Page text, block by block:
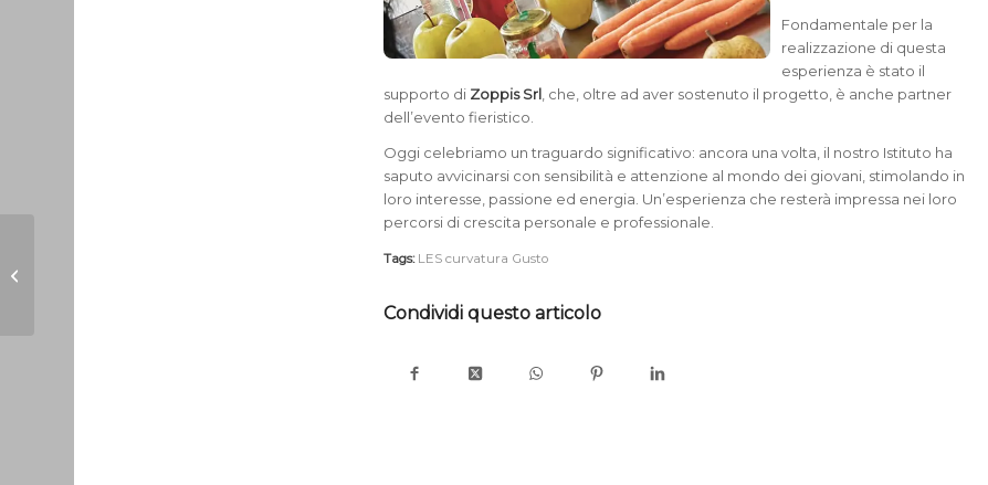
Fondamentale per la
realizzazione di questa
esperienza è stato il
supporto di Zoppis Srl, che, oltre ad aver sostenuto il progetto, è anche partner
dell’evento fieristico.
Oggi celebriamo un traguardo significativo: ancora una volta, il nostro Istituto ha
saputo avvicinarsi con sensibilità e attenzione al mondo dei giovani, stimolando in
loro interesse, passione ed energia. Un’esperienza che resterà impressa nei loro
percorsi di crescita personale e professionale.
Tags: LES curvatura Gusto
Condividi questo articolo